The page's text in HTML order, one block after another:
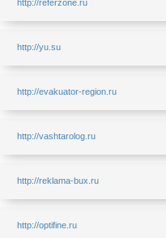
http://referzone.ru
http://yu.su
http://evakuator-region.ru
http://vashtarolog.ru
http://reklama-bux.ru
http://optifine.ru